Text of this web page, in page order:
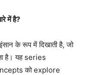
में है?
के रूप में दिखाती है, जो
है। यह series
को explore